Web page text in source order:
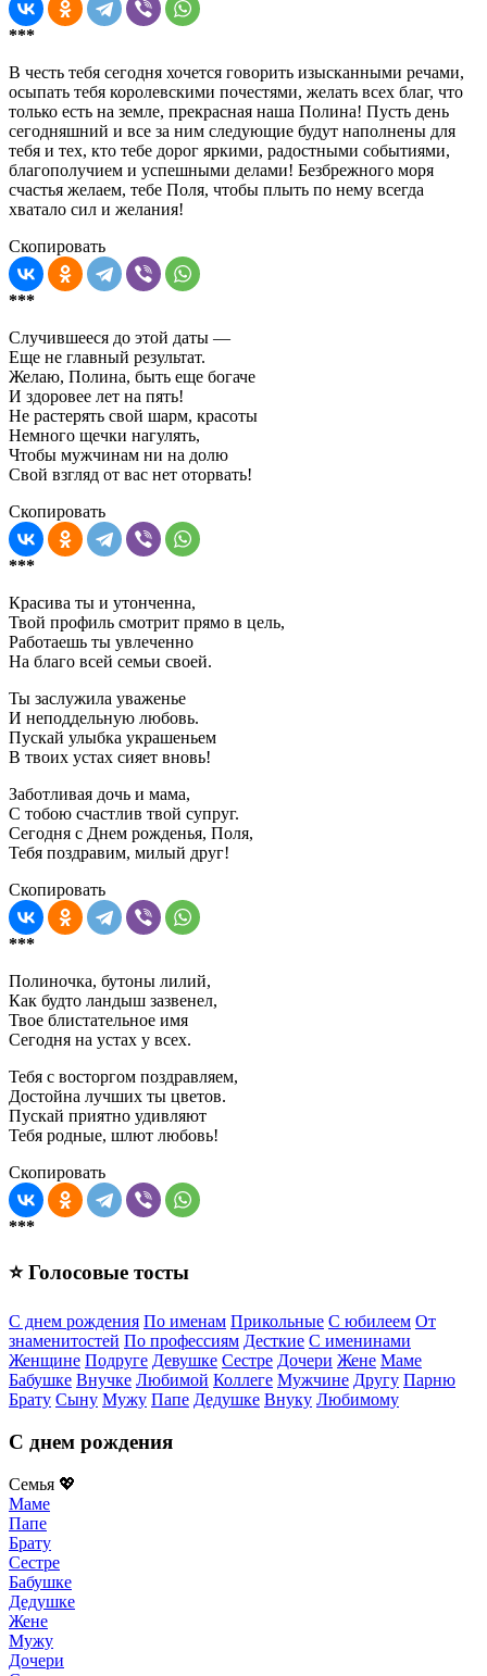
***
В честь тебя сегодня хочется говорить изысканными речами,
осыпать тебя королевскими почестями, желать всех благ, что
только есть на земле, прекрасная наша Полина! Пусть день
сегодняшний и все за ним следующие будут наполнены для
тебя и тех, кто тебе дорог яркими, радостными событиями,
благополучием и успешными делами! Безбрежного моря
счастья желаем, тебе Поля, чтобы плыть по нему всегда
хватало сил и желания!
Скопировать
***
Случившееся до этой даты —
Еще не главный результат.
Желаю, Полина, быть еще богаче
И здоровее лет на пять!
Не растерять свой шарм, красоты
Немного щечки нагулять,
Чтобы мужчинам ни на долю
Свой взгляд от вас нет оторвать!
Скопировать
***
Красива ты и утонченна,
Твой профиль смотрит прямо в цель,
Работаешь ты увлеченно
На благо всей семьи своей.
Ты заслужила уваженье
И неподдельную любовь.
Пускай улыбка украшеньем
В твоих устах сияет вновь!
Заботливая дочь и мама,
С тобою счастлив твой супруг.
Сегодня с Днем рожденья, Поля,
Тебя поздравим, милый друг!
Скопировать
***
Полиночка, бутоны лилий,
Как будто ландыш зазвенел,
Твое блистательное имя
Сегодня на устах у всех.
Тебя с восторгом поздравляем,
Достойна лучших ты цветов.
Пускай приятно удивляют
Тебя родные, шлют любовь!
Скопировать
***
⭐ Голосовые тосты
С днем рождения По именам Прикольные С юбилеем От
знаменитостей По профессиям Десткие С именинами
Женщине Подруге Девушке Сестре Дочери Жене Маме
Бабушке Внучке Любимой Коллеге Мужчине Другу Парню
Брату Сыну Мужу Папе Дедушке Внуку Любимому
С днем рождения
Семья 💖
Маме
Папе
Брату
Сестре
Бабушке
Дедушке
Жене
Мужу
Дочери